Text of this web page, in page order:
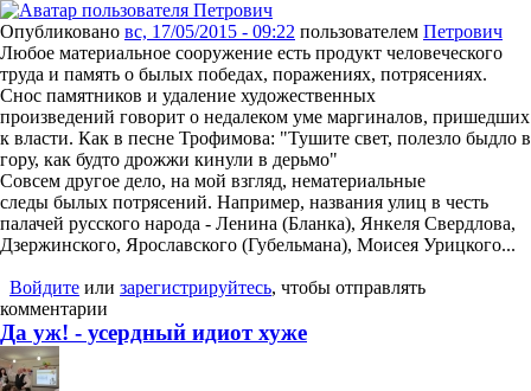
Опубликовано вс, 17/05/2015 - 09:22 пользователем Петрович
​Любое материальное сооружение есть продукт человеческого
труда и память о былых победах, поражениях, потрясениях.
Снос памятников и удаление художественных
произведений говорит о недалеком уме маргиналов, пришедших
к власти. Как в песне Трофимова: "Тушите свет, полезло быдло в
гору, как будто дрожжи кинули в дерьмо"
Совсем другое дело, на мой взгляд, нематериальные
следы былых потрясений. Например, названия улиц в честь
палачей русского народа - Ленина (Бланка), Янкеля Свердлова,
Дзержинского, Ярославского (Губельмана), Моисея Урицкого...
Войдите или зарегистрируйтесь, чтобы отправлять
комментарии
Да уж! - усердный идиот хуже